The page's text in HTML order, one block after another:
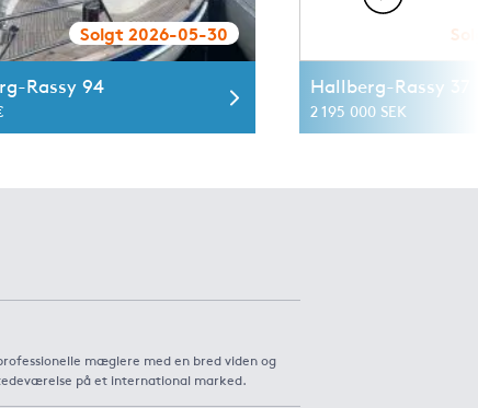
Solgt 2026-05-30
Rassy 94 Hallberg-Rassy 37
2 195 000 SEK
mæglere med en bred viden og
på et international marked.